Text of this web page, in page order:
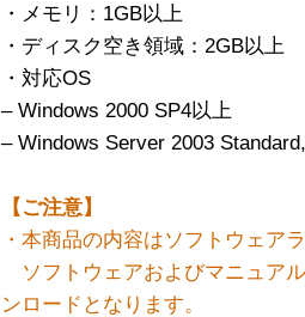
・メモリ：1GB以上
・ディスク空き領域：2GB以上
・対応OS
– Windows 2000 SP4以上
– Windows Server 2003
【ご注意】
・本商品の内容はソフトウェア
ソフトウェアおよびマニュア
ンロードとなります。